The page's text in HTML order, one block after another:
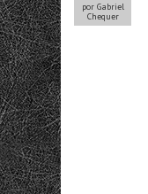
por Gabriel
Chequer